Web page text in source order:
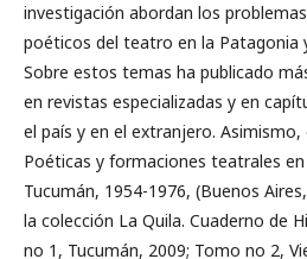
investigación abordan los
poéticos del teatro en la Patagonia
Sobre estos temas ha publicado
en revistas especializadas y en
el país y en el extranjero.
Poéticas y formaciones teatrales
Tucumán, 1954-1976, (Buenos
la colección La Quila. Cuaderno de
no 1, Tucumán, 2009; Tomo no 2,